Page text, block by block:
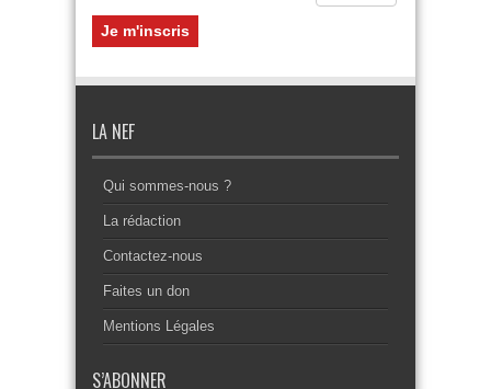
LA NEF
Qui sommes-nous ?
La rédaction
Contactez-nous
Faites un don
Mentions Légales
S’ABONNER